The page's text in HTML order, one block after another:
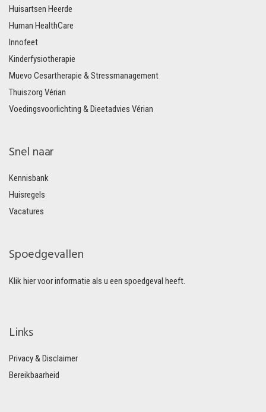
Huisartsen Heerde
Human HealthCare
Innofeet
Kinderfysiotherapie
Muevo Cesartherapie & Stressmanagement
Thuiszorg Vérian
Voedingsvoorlichting & Dieetadvies Vérian
Snel naar
Kennisbank
Huisregels
Vacatures
Spoedgevallen
Klik hier voor informatie als u een spoedgeval heeft.
Links
Privacy & Disclaimer
Bereikbaarheid